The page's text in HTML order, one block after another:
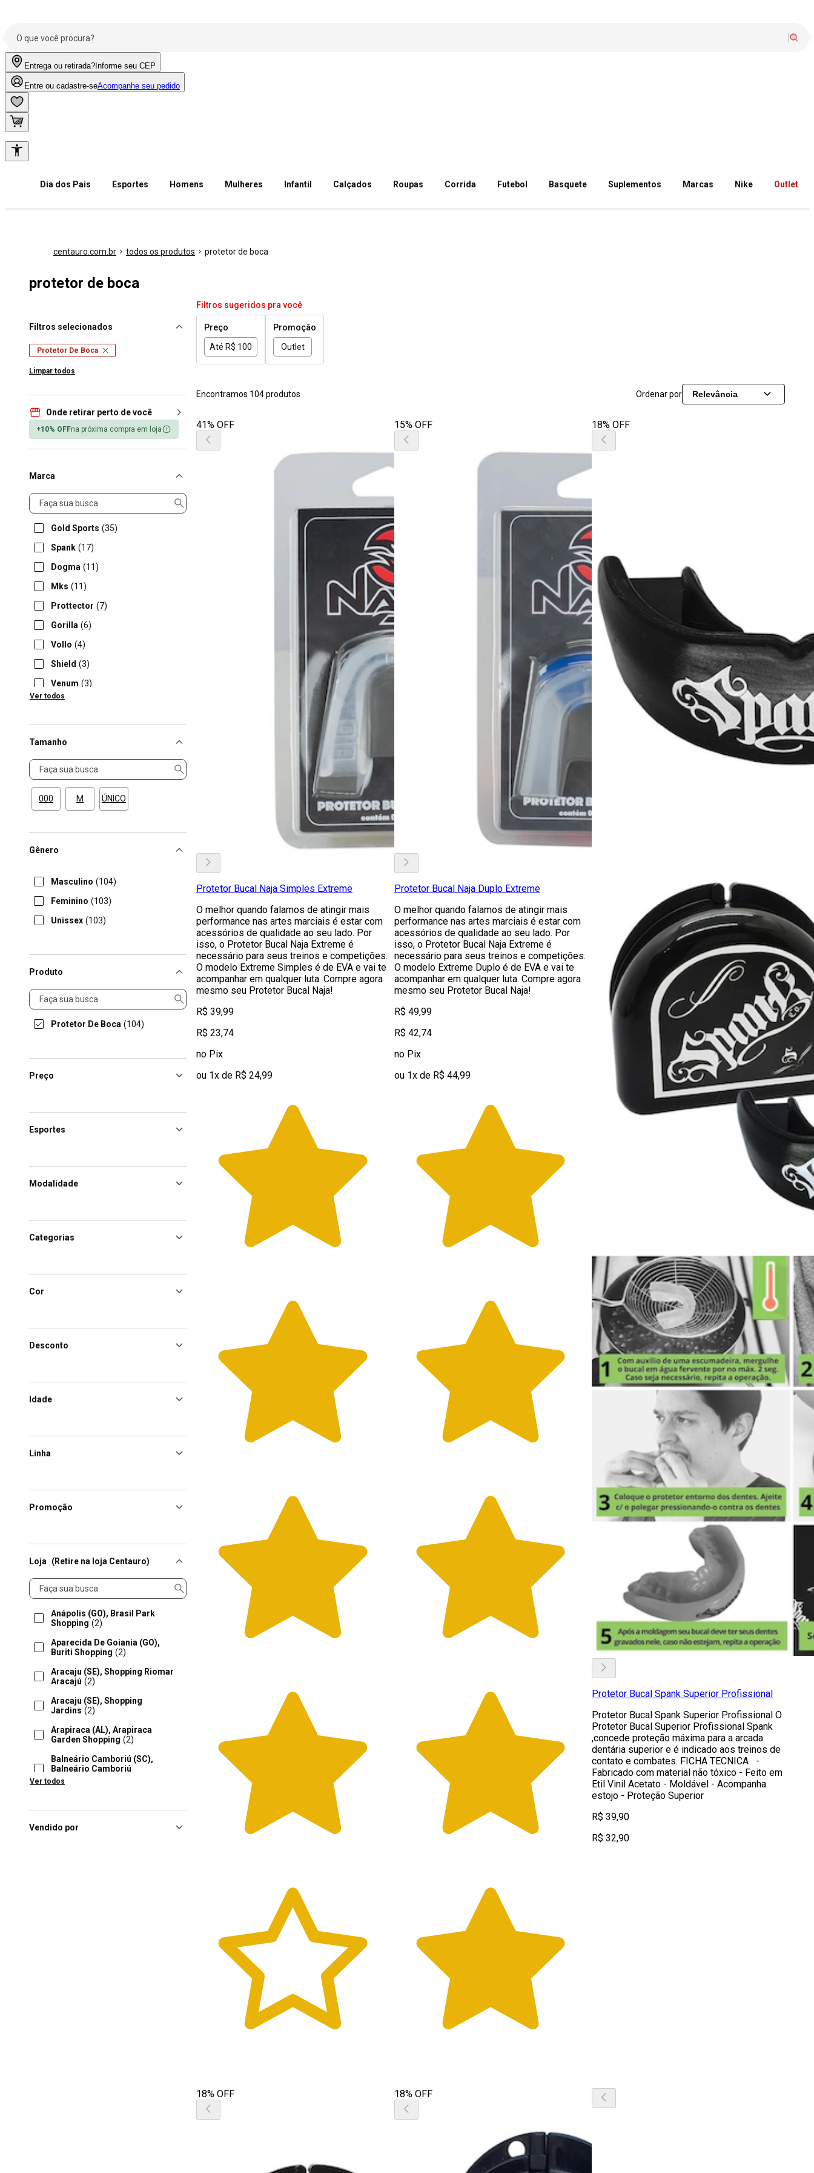
Entrega ou retirada? Informe seu CEP
Entre ou cadastre-seAcompanhe seu pedido
Dia dos Pais Esportes Homens Mulheres Infantil Calçados Roupas Corrida Futebol Basquete Suplementos Marcas Nike Outlet
centauro.com.br todos os produtos protetor de boca
protetor de boca
Filtros selecionados
Protetor De Boca
Limpar todos
Onde retirar perto de você
+10% OFFna próxima compra em loja
Marca
Marca
Gold Sports (35)
Spank (17)
Dogma (11)
Mks (11)
Prottector (7)
Gorilla (6)
Vollo (4)
Shield (3)
Venum (3)
Naja
Ver todos
Tamanho
Tamanho
000 M ÚNICO
Gênero
Masculino (104)
Feminino (103)
Unissex (103)
Produto
Produto
Protetor De Boca (104)
Preço
Esportes
Modalidade
Categorias
Cor
Desconto
Idade
Linha
Promoção
Loja (Retire na loja Centauro)
Loja
Anápolis (GO), Brasil Park
Shopping (2)
Aparecida De Goiania (GO),
Buriti Shopping (2)
Aracaju (SE), Shopping Riomar
Aracajú (2)
Aracaju (SE), Shopping
Jardins (2)
Arapiraca (AL), Arapiraca
Garden Shopping (2)
Balneário Camboriú (SC),
Balneário Camboriú
Shopping
Belem (PA), Bosque Grão
Ver todos
Vendido por
Filtros sugeridos pra você
Preço
Até R$ 100
Promoção
Outlet
Encontramos 104 produtos Ordenar por Relevância
41% OFF
Protetor Bucal Naja Simples Extreme
O melhor quando falamos de atingir mais
performance nas artes marciais é estar com
acessórios de qualidade ao seu lado. Por
isso, o Protetor Bucal Naja Extreme é
necessário para seus treinos e competições.
O modelo Extreme Simples é de EVA e vai te
acompanhar em qualquer luta. Compre agora
mesmo seu Protetor Bucal Naja!
R$ 39,99
R$ 23,74
no Pix
ou 1x de R$ 24,99
15% OFF
Protetor Bucal Naja Duplo Extreme
O melhor quando falamos de atingir mais
performance nas artes marciais é estar com
acessórios de qualidade ao seu lado. Por
isso, o Protetor Bucal Naja Extreme é
necessário para seus treinos e competições.
O modelo Extreme Duplo é de EVA e vai te
acompanhar em qualquer luta. Compre agora
mesmo seu Protetor Bucal Naja!
R$ 49,99
R$ 42,74
no Pix
ou 1x de R$ 44,99
18% OFF
Protetor Bucal Spank Superior Profissional
Protetor Bucal Spank Superior Profissional O
Protetor Bucal Superior Profissional Spank
,concede proteção máxima para a arcada
dentária superior e é indicado aos treinos de
contato e combates. FICHA TECNICA -
Fabricado com material não tóxico - Feito em
Etil Vinil Acetato - Moldável - Acompanha
estojo - Proteção Superior
R$ 39,90
R$ 32,90
18% OFF 18% OFF